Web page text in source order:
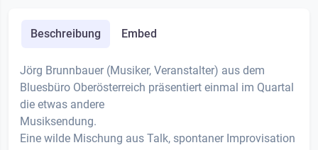
Beschreibung Embed
Jörg Brunnbauer (Musiker, Veranstalter) aus dem
Bluesbüro Oberösterreich präsentiert einmal im Quartal
die etwas andere
Musiksendung.
Eine wilde Mischung aus Talk, spontaner Improvisation